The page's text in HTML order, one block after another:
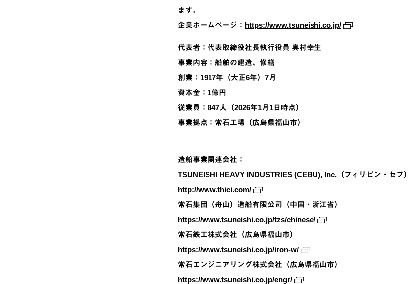
ます。
企業ホームページ： https://www.tsuneishi.co.jp/
代表者：代表取締役社長執行役員 奥村幸生
事業内容：船舶の建造、修繕
創業：1917年（大正6年）7月
資本金：1億円
従業員：847人（2026年1月1日時点）
事業拠点：常石工場（広島県福山市）
造船事業関連会社：
TSUNEISHI HEAVY INDUSTRIES (CEBU), Inc.（フィリピン・セブ）
http://www.thici.com/
常石集団（舟山）造船有限公司（中国・浙江省）
https://www.tsuneishi.co.jp/tzs/chinese/
常石鉄工株式会社（広島県福山市）
https://www.tsuneishi.co.jp/iron-w/
常石エンジニアリング株式会社（広島県福山市）
https://www.tsuneishi.co.jp/engr/